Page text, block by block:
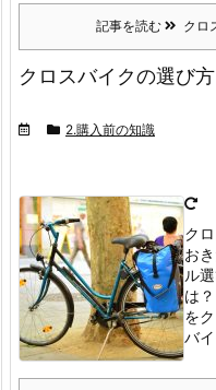
記事を読む クロ
クロスバイクの選び
2.購入前の知識
ク
お
ル
は？
を
バ